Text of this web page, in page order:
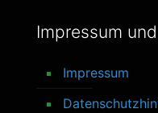
Impressum
Impressum